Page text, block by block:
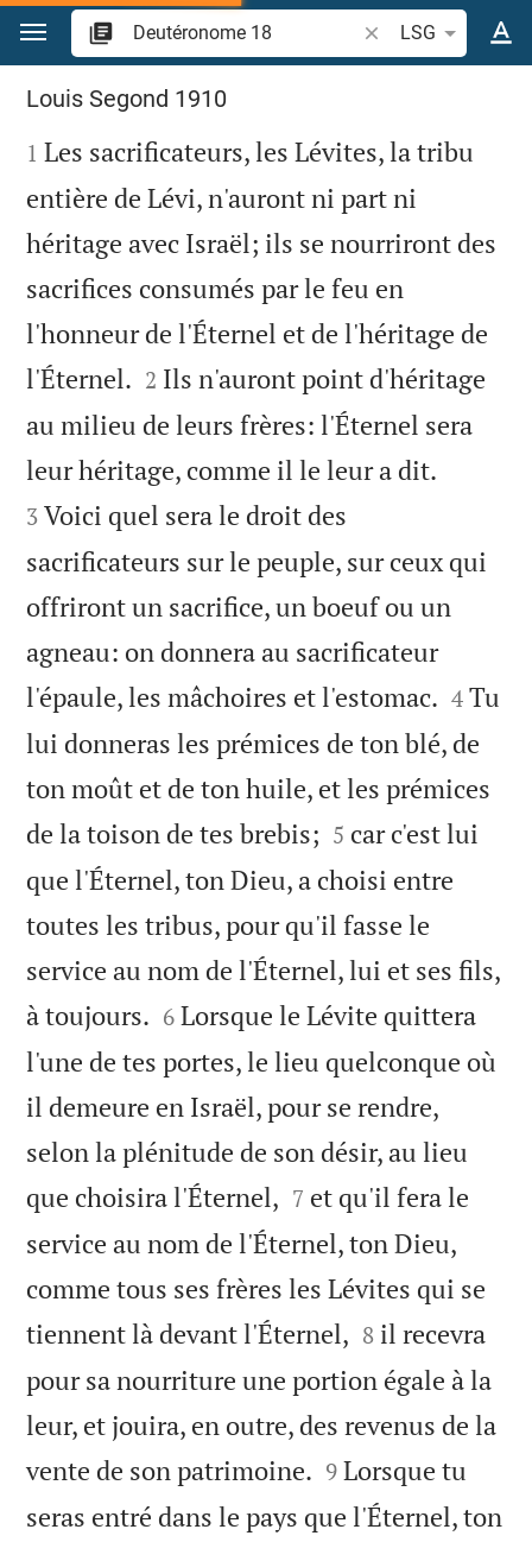
Aller vers contenu
Recherche d'un
LSG
Deutéronome 18
Louis Segond 1910

1 Les sacrificateurs, les Lévites, la tribu
entière de Lévi, n'auront ni part ni
héritage avec Israël; ils se nourriront des
sacrifices consumés par le feu en
l'honneur de l'Éternel et de l'héritage de
l'Éternel. 

2 Ils n'auront point d'héritage
au milieu de leurs frères: l'Éternel sera
leur héritage, comme il le leur a dit.
3 Voici quel sera le droit des
sacrificateurs sur le peuple, sur ceux qui
offriront un sacrifice, un boeuf ou un
agneau: on donnera au sacrificateur
l'épaule, les mâchoires et l'estomac. 

4 Tu
lui donneras les prémices de ton blé, de
ton moût et de ton huile, et les prémices
de la toison de tes brebis; 

5 car c'est lui
que l'Éternel, ton Dieu, a choisi entre
toutes les tribus, pour qu'il fasse le
service au nom de l'Éternel, lui et ses fils,
à toujours. 

6 Lorsque le Lévite quittera
l'une de tes portes, le lieu quelconque où
il demeure en Israël, pour se rendre,
selon la plénitude de son désir, au lieu
que choisira l'Éternel, 

7 et qu'il fera le
service au nom de l'Éternel, ton Dieu,
comme tous ses frères les Lévites qui se
tiennent là devant l'Éternel, 

8 il recevra
pour sa nourriture une portion égale à la
leur, et jouira, en outre, des revenus de la
vente de son patrimoine. 

9 Lorsque tu
seras entré dans le pays que l'Éternel, ton